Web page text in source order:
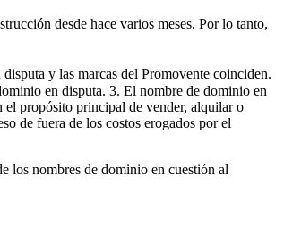
desde hace varios meses. Por lo tanto,
y las marcas del Promovente coinciden.
en disputa. 3. El nombre de dominio en
el propósito principal de vender, alquilar o
de fuera de los costos erogados por el
los nombres de dominio en cuestión al